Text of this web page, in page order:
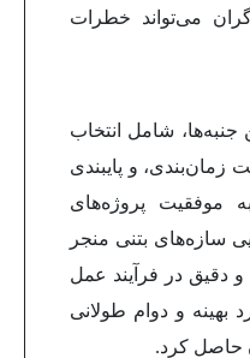
می‌تواند خطرات
جنبه‌ها، شامل انتخاب
و پایبندی
موفقیت پروژه‌های
سازه‌های بتنی منجر
و دقیق در فرآیند عمل
بهینه و دوام طولانی
حاصل کرد.